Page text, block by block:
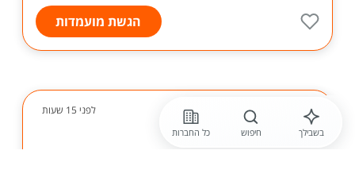
הגשת מועמדות
לפני 15 שעות
עמותת אקים ירושלים בשבילך חיפוש כל החברות